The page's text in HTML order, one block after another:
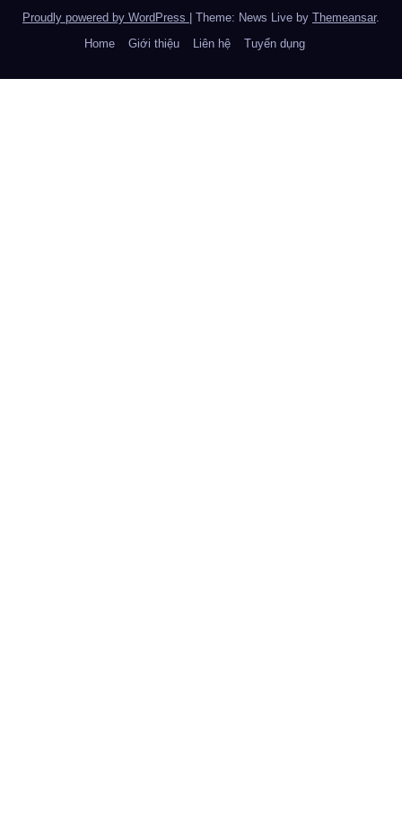
Proudly powered by WordPress Theme: News Live by Themeansar.
Home
Giới thiệu Liên hệ Tuyển dụng